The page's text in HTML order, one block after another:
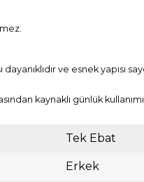
ve esnek
kaynaklı günlük
Tek Ebat
Erkek